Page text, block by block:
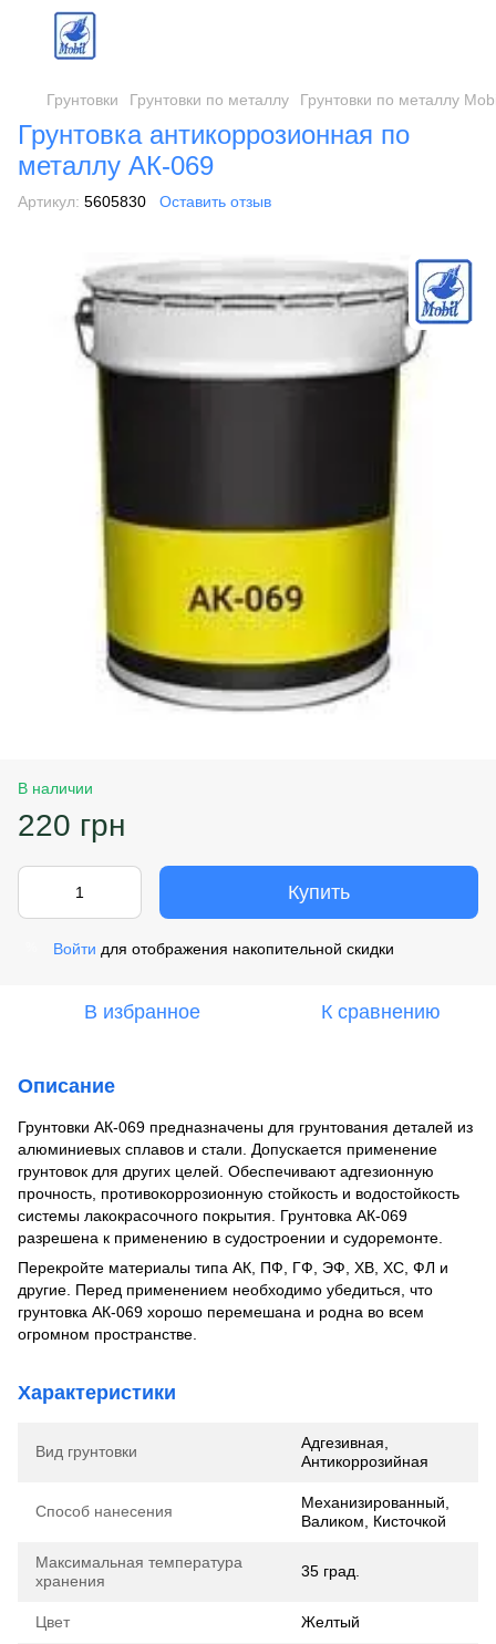
Грунтовки Грунтовки по металлу Грунтовки по металлу
Грунтовка антикоррозионная по
металлу АК-069
Артикул: 5605830 Оставить отзыв
В наличии
220 грн
Купить
Войти для отображения накопительной скидки
В избранное К сравнению
Описание
Грунтовки АК-069 предназначены для грунтования деталей из
алюминиевых сплавов и стали. Допускается применение
грунтовок для других целей. Обеспечивают адгезионную
прочность, противокоррозионную стойкость и водостойкость
системы лакокрасочного покрытия. Грунтовка АК-069
разрешена к применению в судостроении и судоремонте.
Перекройте материалы типа АК, ПФ, ГФ, ЭФ, ХВ, ХС, ФЛ и
другие. Перед применением необходимо убедиться, что
грунтовка АК-069 хорошо перемешана и родна во всем
огромном пространстве.
Характеристики
Вид грунтовки
Адгезивная,
Антикоррозийная
Способ нанесения
Механизированный,
Валиком, Кисточкой
Максимальная температура
хранения
35 град.
Цвет Желтый